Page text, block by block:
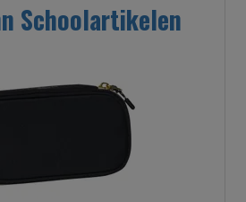
Schoolartikelen